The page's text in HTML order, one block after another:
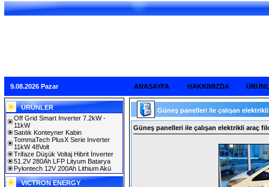
9.08.2026 Pazar ANASAYFA HAKKIMIZDA
ÜRÜNLER
Off Grid Smart Inverter 7.2kW -
11kW
Satılık Konteyner Kabin
TommaTech PlusX Serie Inverter
11kW 48Volt
Trifaze Düşük Voltaj Hibrit İnverter
51.2V 280Ah LFP Lityum Batarya
Pylontech 12V 200Ah Lithium Akü
VICTRON ENERGY
Güneş panelleri ile çalışan
Güneş panelleri ile çalışan elektrikli araç